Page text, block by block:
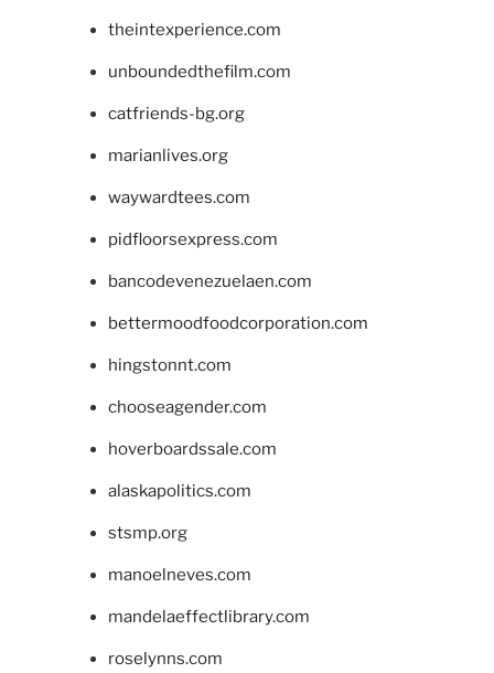
theintexperience.com
unboundedthefilm.com
catfriends-bg.org
marianlives.org
waywardtees.com
pidfloorsexpress.com
bancodevenezuelaen.com
bettermoodfoodcorporation.com
hingstonnt.com
chooseagender.com
hoverboardssale.com
alaskapolitics.com
stsmp.org
manoelneves.com
mandelaeffectlibrary.com
roselynns.com